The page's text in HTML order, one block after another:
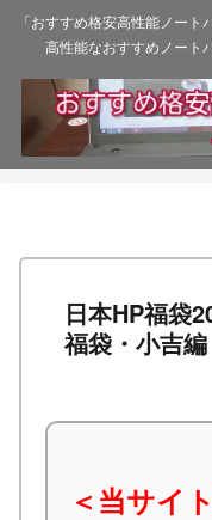
「おすすめ格安高性能ノート
高性能なおすすめノート
日本HP福袋
福袋・小吉編
＜当サイ